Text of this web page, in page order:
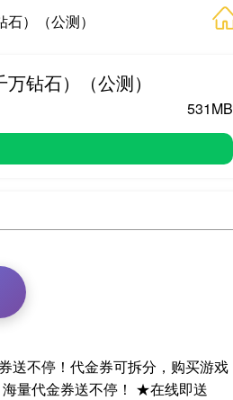
）（公测）
钻石）（公测）
531MB
不停！代金券可拆分，购买游戏
量代金券送不停！ ★在线即送